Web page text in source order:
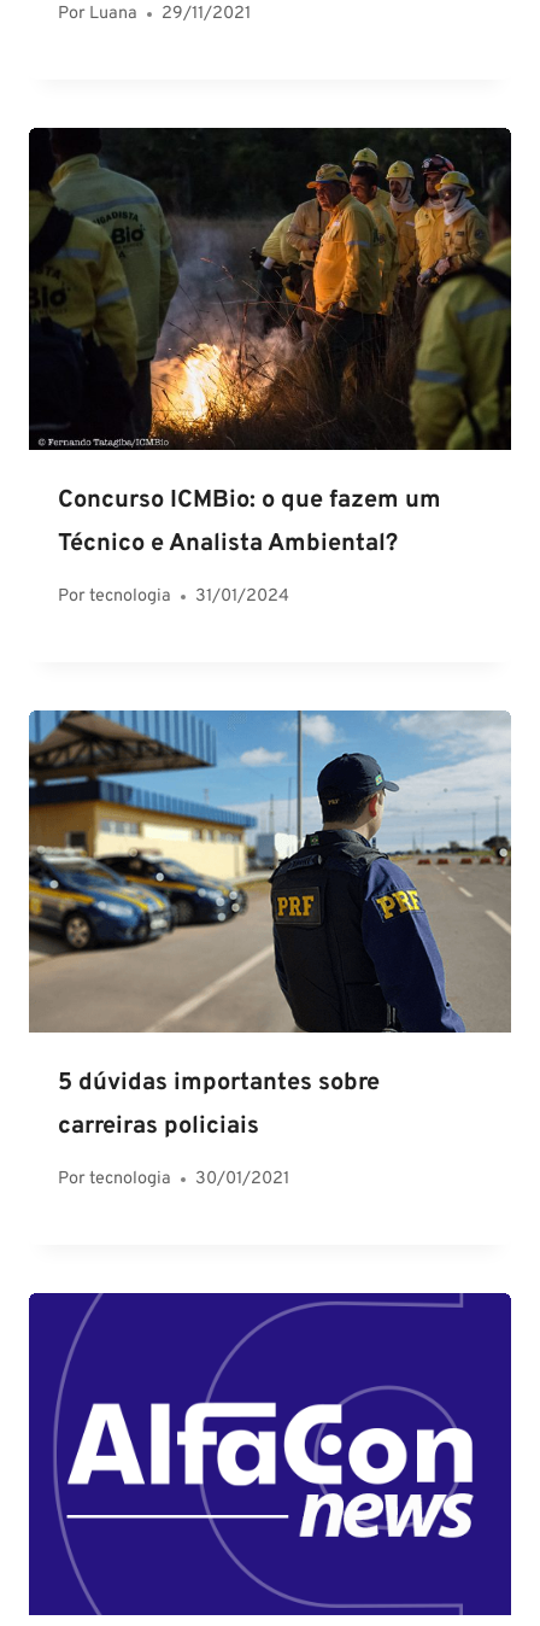
Por Luana 29/11/2021
Concurso ICMBio: o que fazem um
Técnico e Analista Ambiental?
Portecnologia 31/01/2024
5 dúvidas importantes sobre
carreiras policiais
Portecnologia 30/01/2021